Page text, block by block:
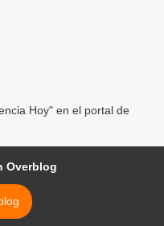
Hoy" en el portal de
Overblog